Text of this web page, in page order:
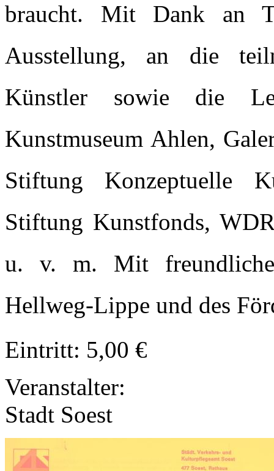
braucht. Mit Dank an
Ausstellung, an die
Künstler sowie die
Kunstmuseum Ahlen,
Stiftung Konzeptuelle
Stiftung Kunstfonds,
u. v. m. Mit
Hellweg-Lippe und des
Eintritt: 5,00 €
Veranstalter:
Stadt Soest